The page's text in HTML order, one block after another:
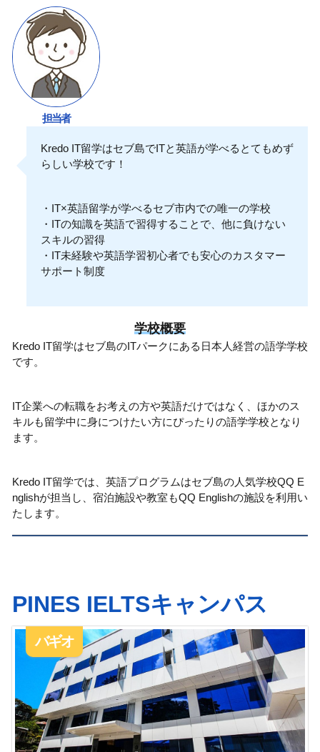
担当者
Kredo IT留学はセブ島でITと英語が学べるとてもめず
らしい学校です！
・IT×英語留学が学べるセブ市内での唯一の学校
・ITの知識を英語で習得することで、他に負けない
スキルの習得
・IT未経験や英語学習初心者でも安心のカスタマー
サポート制度
学校概要
Kredo IT留学はセブ島のITパークにある日本人経営の語学学校
です。
IT企業への転職をお考えの方や英語だけではなく、ほかのス
キルも留学中に身につけたい方にぴったりの語学学校となり
ます。
Kredo IT留学では、英語プログラムはセブ島の人気学校QQ E
nglishが担当し、宿泊施設や教室もQQ Englishの施設を利用い
たします。
PINES IELTSキャンパス
バギオ